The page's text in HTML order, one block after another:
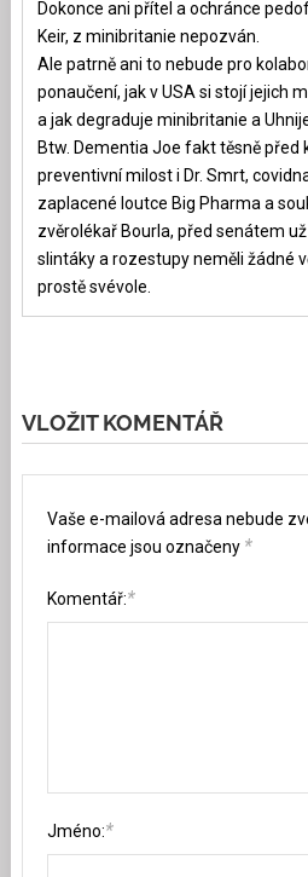
Dokonce ani přítel a ochránce
Keir, z minibritanie nepozván.
Ale patrně ani to nebude pro
ponaučení, jak v USA si stojí jejich
a jak degraduje minibritanie a
Btw. Dementia Joe fakt těsně před
preventivní milost i Dr. Smrt,
zaplacené loutce Big Pharma a
zvěrolékař Bourla, před senátem
slintáky a rozestupy neměli žádné
prostě svévole.
VLOŽIT KOMENTÁŘ
Vaše e-mailová adresa nebude
informace jsou označeny *
Komentář:*
Jméno:*